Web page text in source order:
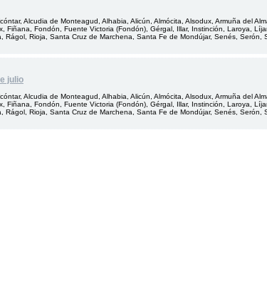
Alcudia de Monteagud, Alhabia, Alicún, Almócita, Alsodux, Armuña del
Fiñana, Fondón, Fuente Victoria (Fondón), Gérgal, Illar, Instinción, Laroya,
Rioja, Santa Cruz de Marchena, Santa Fe de Mondújar, Senés, Serón,
julio
Alcudia de Monteagud, Alhabia, Alicún, Almócita, Alsodux, Armuña del
Fiñana, Fondón, Fuente Victoria (Fondón), Gérgal, Illar, Instinción, Laroya,
Rioja, Santa Cruz de Marchena, Santa Fe de Mondújar, Senés, Serón,